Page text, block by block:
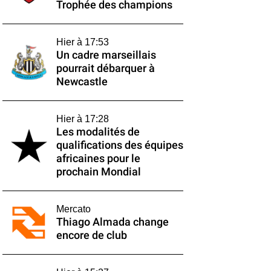
Trophée des champions
Hier à 17:53
Un cadre marseillais
pourrait débarquer à
Newcastle
Hier à 17:28
Les modalités de
qualifications des équipes
africaines pour le
prochain Mondial
Mercato
Thiago Almada change
encore de club